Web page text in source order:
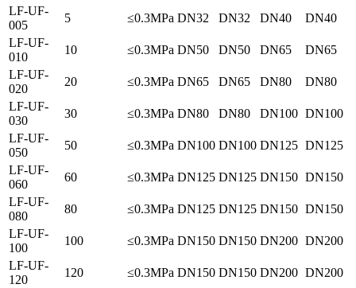
LF-UF-
005
5 ≤0.3MPa DN32 DN32 DN40
DN40
LF-UF-
010
10 ≤0.3MPa DN50 DN50 DN65
DN65
LF-UF-
020
20 ≤0.3MPa DN65 DN65 DN80
DN80
LF-UF-
030
30 ≤0.3MPa DN80 DN80 DN100 DN100
LF-UF-
050
50 ≤0.3MPa DN100 DN100 DN125 DN125
LF-UF-
060
60 ≤0.3MPa DN125 DN125 DN150 DN150
LF-UF-
080
80 ≤0.3MPa DN125 DN125 DN150 DN150
LF-UF-
100
100 ≤0.3MPa DN150 DN150 DN200 DN200
LF-UF-
120
120 ≤0.3MPa DN150 DN150 DN200 DN200